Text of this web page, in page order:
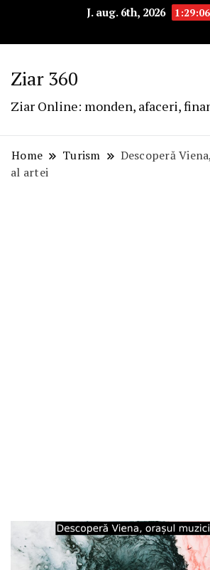
J. aug. 6th, 2026
Ziar 360
Ziar Online: monden, afaceri,
Home Turism
Descoperă
al artei